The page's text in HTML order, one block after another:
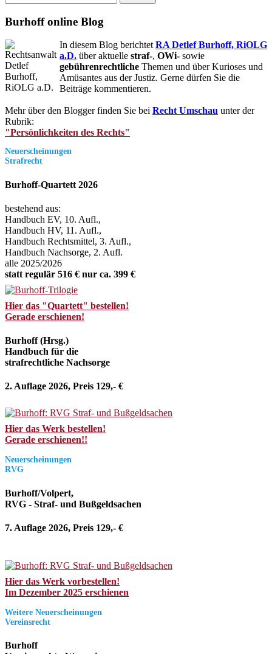
nach:
Burhoff online Blog
In diesem Blog berichtet RA Detlef Burhoff, RiOLG
a.D. über aktuelle straf-, OWi- sowie
gebührenrechtliche Themen und über Kurioses und
Amüsantes aus der Justiz. Gerne dürfen Sie die
Beiträge kommentieren.
Mehr über den Blogger finden Sie bei Recht Umschau unter der
Rubrik:
"Persönlichkeiten des Rechts"
Neuerscheinungen
Strafrecht
Burhoff-Quartett 2026
bestehend aus:
Handbuch EV, 10. Aufl.,
Handbuch HV, 11. Aufl.,
Handbuch Rechtsmittel, 3. Aufl.,
Handbuch Nachsorge, 2. Aufl.
alle 2025/2026
statt regulär 516 € nur ca. 399 €
Hier das "Quartett" bestellen!
Gerade erschienen!
Burhoff (Hrsg.)
Handbuch für die
strafrechtliche Nachsorge
2. Auflage 2026, Preis 129,- €
Hier das Werk bestellen!
Gerade erschienen!!
Neuerscheinungen
RVG
Burhoff/Volpert,
RVG - Straf- und Bußgeldsachen
7. Auflage 2026, Preis 129,- €
Hier das Werk vorbestellen!
Im Dezember 2025 erschienen
Weitere Neuerscheinungen
Vereinsrecht
Burhoff